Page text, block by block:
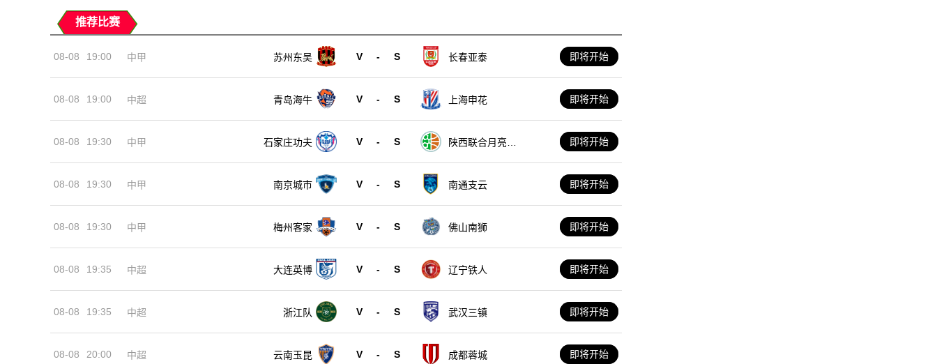
推荐比赛
08-08 19:00 中甲 苏州东吴 V - S 长春亚泰 即将开始
08-08 19:00 中超 青岛海牛 V - S 上海申花 即将开始
08-08 19:30 中甲 石家庄功夫 V - S
陕西联合月亮泊
即将开始
08-08 19:30 中甲 南京城市 V - S 南通支云 即将开始
08-08 19:30 中甲 梅州客家 V - S 佛山南狮 即将开始
08-08 19:35 中超 大连英博 V - S 辽宁铁人 即将开始
08-08 19:35 中超 浙江队 V - S 武汉三镇 即将开始
08-08 20:00 中超 云南玉昆 V - S 成都蓉城 即将开始